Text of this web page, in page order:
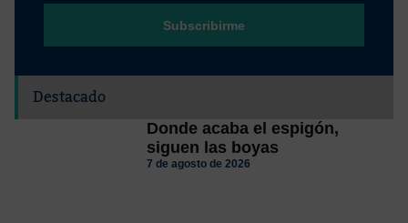
Subscribirme
Destacado
Donde acaba el espigón,
siguen las boyas
7 de agosto de 2026